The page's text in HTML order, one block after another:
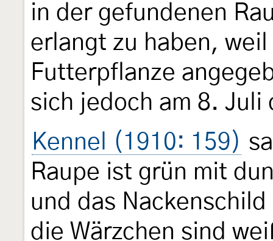
in der gefundenen
erlangt zu haben, weil
Futterpflanze
sich jedoch am 8. Juli
Kennel (1910: 159)
Raupe ist grün mit
und das
die Wärzchen sind